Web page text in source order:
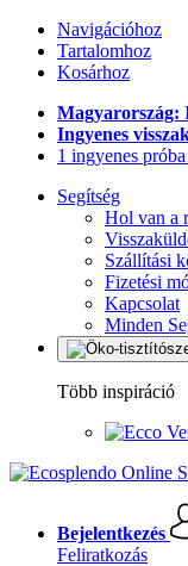
Navigációhoz
Tartalomhoz
Kosárhoz
Magyarország:
Ingyenes
1 ingyenes
Segítség
Hol van a
Szállítási
Fizetési
Kapcsolat
Minden
Több inspiráció
Bejelentkezés
Feliratkozás